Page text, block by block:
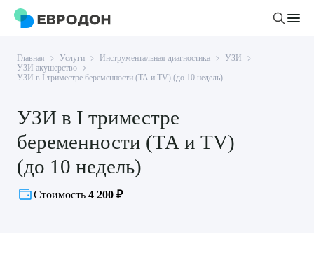
Личный кабинет
О компании
Статьи
Руководство клиники
Вакансии
Врачи
Услуги и цены
Направления
Главная Услуги Инструментальная диагностика
УЗИ
УЗИ акушерство
УЗИ в I триместре беременности (ТА и ТV) (до 10 недель)
УЗИ в I триместре
беременности (ТА и ТV)
(до 10 недель)
Стоимость 4 200 ₽